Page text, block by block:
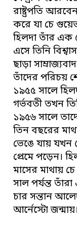
রাষ্ট্রপতি
করে যা চে
হিলদা তাঁর এক
এসে তিনি
ছাড়া
তাঁদের পরিচয়
১৯৫৫ সালে
গর্ভবতী তখন
১৯৫৬ সালে
তিন বছরের
ভেঙে যায় যখন
প্রেমে পড়েন।
মাসের মাথায়
সাল পর্যন্ত
চার সন্তান
আর্নেস্টো জন্মায়।